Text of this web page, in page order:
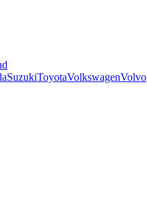
SuzukiToyotaVolkswagenVolvo